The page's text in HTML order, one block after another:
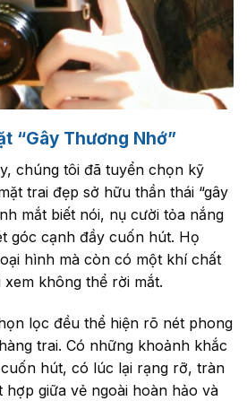
“Gây Thương Nhớ”
chúng tôi đã tuyển chọn kỹ
trai đẹp sở hữu thần thái “gây
mắt biết nói, nụ cười tỏa nắng
góc cạnh đầy cuốn hút. Họ
hình mà còn có một khí chất
không thể rời mắt.
lọc đều thể hiện rõ nét phong
trai. Có những khoảnh khắc
hút, có lúc lại rạng rỡ, tràn
hợp giữa vẻ ngoài hoàn hảo và